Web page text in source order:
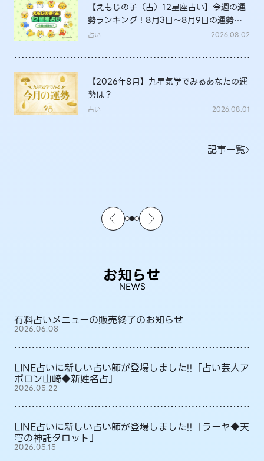
【えもじの子（占）12星座占い】今週の運
勢ランキング！8月3日～8月9日の運勢
は？
占い 2026.08.02
【2026年8月】九星気学でみるあなたの運
勢は？
占い 2026.08.01
記事一覧
お知らせ
NEWS
有料占いメニューの販売終了のお知らせ
2026.06.08
LINE占いに新しい占い師が登場しました!!「占い芸人ア
ポロン山崎◆新姓名占」
2026.05.22
LINE占いに新しい占い師が登場しました!!「ラーヤ◆天
穹の神託タロット」
2026.05.15